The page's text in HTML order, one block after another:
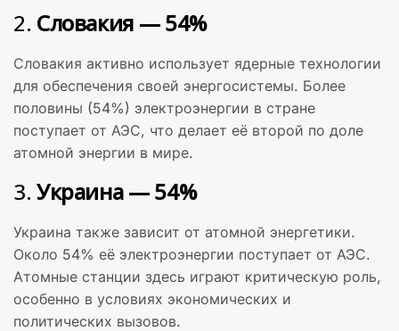
2. Словакия — 54%
Словакия активно использует ядерные технологии
для обеспечения своей энергосистемы. Более
половины (54%) электроэнергии в стране
поступает от АЭС, что делает её второй по доле
атомной энергии в мире.
3. Украина — 54%
Украина также зависит от атомной энергетики.
Около 54% её электроэнергии поступает от АЭС.
Атомные станции здесь играют критическую роль,
особенно в условиях экономических и
политических вызовов.